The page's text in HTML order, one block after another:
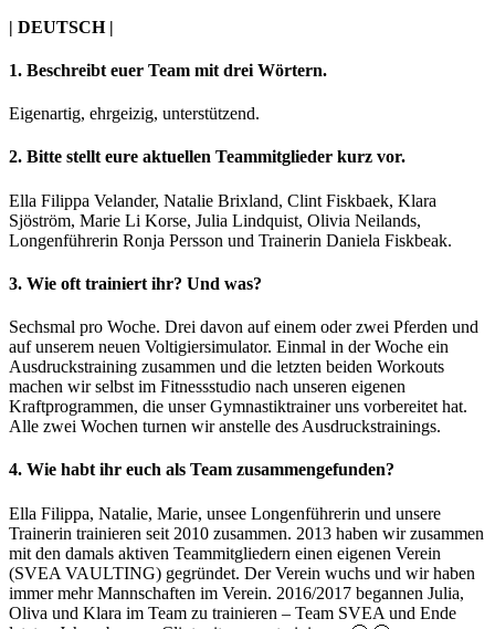
| DEUTSCH |
1. Beschreibt euer Team mit drei Wörtern.
Eigenartig, ehrgeizig, unterstützend.
2. Bitte stellt eure aktuellen Teammitglieder kurz vor.
Ella Filippa Velander, Natalie Brixland, Clint Fiskbaek, Klara
Sjöström, Marie Li Korse, Julia Lindquist, Olivia Neilands,
Longenführerin Ronja Persson und Trainerin Daniela Fiskbeak.
3. Wie oft trainiert ihr? Und was?
Sechsmal pro Woche. Drei davon auf einem oder zwei Pferden und
auf unserem neuen Voltigiersimulator. Einmal in der Woche ein
Ausdruckstraining zusammen und die letzten beiden Workouts
machen wir selbst im Fitnessstudio nach unseren eigenen
Kraftprogrammen, die unser Gymnastiktrainer uns vorbereitet hat.
Alle zwei Wochen turnen wir anstelle des Ausdruckstrainings.
4. Wie habt ihr euch als Team zusammengefunden?
Ella Filippa, Natalie, Marie, unsee Longenführerin und unsere
Trainerin trainieren seit 2010 zusammen. 2013 haben wir zusammen
mit den damals aktiven Teammitgliedern einen eigenen Verein
(SVEA VAULTING) gegründet. Der Verein wuchs und wir haben
immer mehr Mannschaften im Verein. 2016/2017 begannen Julia,
Oliva und Klara im Team zu trainieren – Team SVEA und Ende